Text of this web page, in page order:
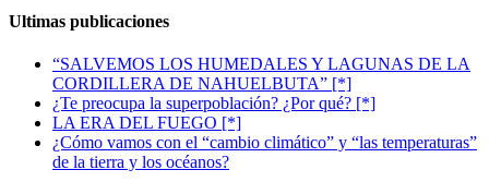
Ultimas publicaciones
“SALVEMOS LOS HUMEDALES Y LAGUNAS DE LA
CORDILLERA DE NAHUELBUTA” [*]
¿Te preocupa la superpoblación? ¿Por qué? [*]
LA ERA DEL FUEGO [*]
¿Cómo vamos con el “cambio climático” y “las temperaturas”
de la tierra y los océanos?